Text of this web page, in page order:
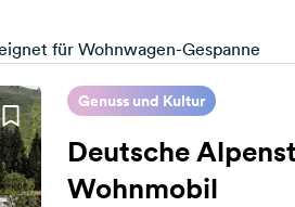
für Wohnwagen-Gespanne
Genuss und Kultur
Deutsche
Wohnmobil